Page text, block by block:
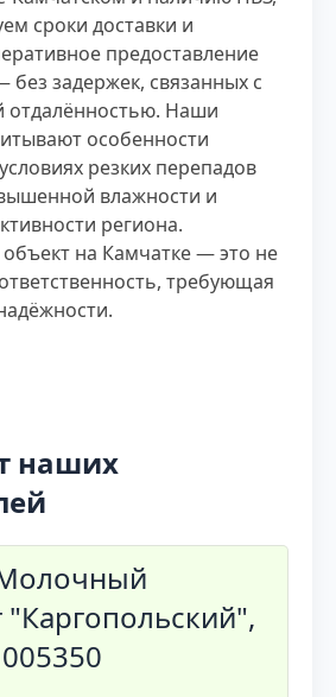
сроки доставки и
предоставление
задержек, связанных с
отдалённостью. Наши
особенности
резких перепадов
влажности и
региона.
на Камчатке — это не
требующая
наших